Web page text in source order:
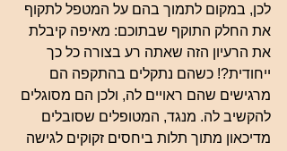
לכן, במקום לתמוך בהם על המטפל לתקוף
את החלק התוקף שבתוכם: מאיפה קיבלת
את הרעיון הזה שאתה רע בצורה כל כך
ייחודית?! כשהם נתקלים בהתקפה הם
מרגישים שהם ראויים לה, ולכן הם מסוגלים
להקשיב לה. מנגד, המטופלים שסובלים
מדיכאון מתוך תלות ביחסים זקוקים לגישה